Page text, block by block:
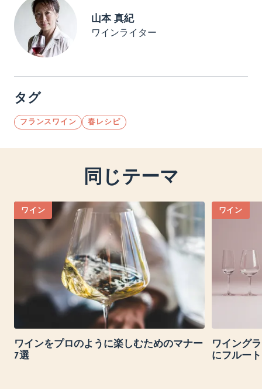
山本 真紀
ワインライター
タグ
フランスワイン 春レシピ
同じテーマ
ワイン
ワインをプロのように楽しむためのマナー
7選
ワイン
ワイング
にフルー